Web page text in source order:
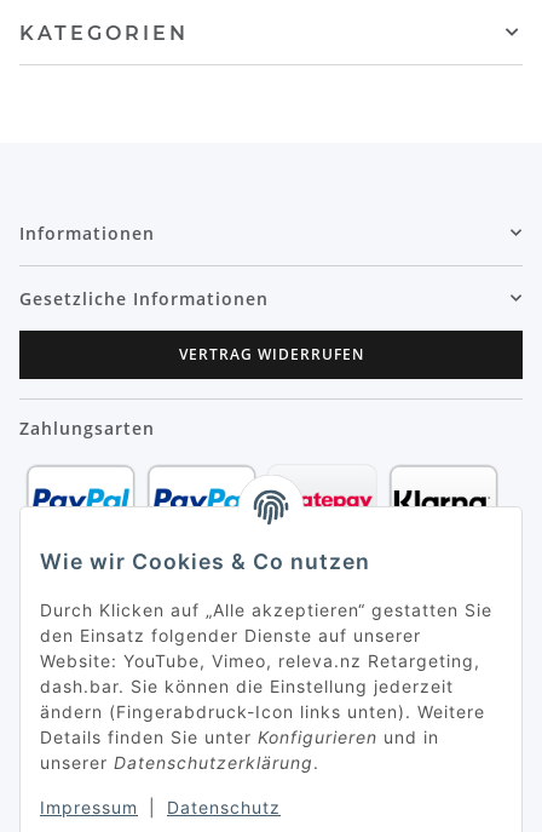
Wie wir Cookies & Co nutzen
Durch Klicken auf „Alle akzeptieren“ gestatten Sie
den Einsatz folgender Dienste auf unserer
Website: YouTube, Vimeo, releva.nz Retargeting,
dash.bar. Sie können die Einstellung jederzeit
ändern (Fingerabdruck-Icon links unten). Weitere
Details finden Sie unter Konfigurieren und in
unserer Datenschutzerklärung.
Impressum Datenschutz
KATEGORIEN
Informationen
Gesetzliche Informationen
VERTRAG WIDERRUFEN
Zahlungsarten